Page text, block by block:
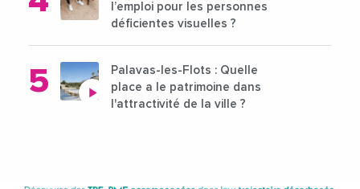
l’emploi pour les personnes
déficientes visuelles ?
Palavas-les-Flots : Quelle
place a le patrimoine dans
l'attractivité de la ville ?